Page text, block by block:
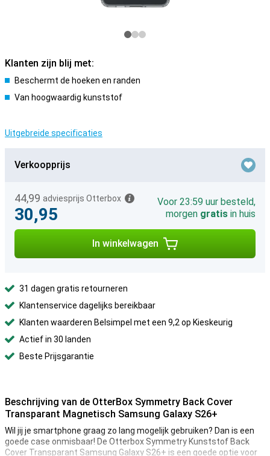
Klanten zijn blij met:
Beschermt de hoeken en randen
Van hoogwaardig kunststof
Uitgebreide specificaties
Verkoopprijs
44,99 adviesprijs Otterbox
30,95
Voor 23:59 uur besteld,
morgen gratis in huis
In winkelwagen
31 dagen gratis retourneren
Klantenservice dagelijks bereikbaar
Klanten waarderen Belsimpel met een 9,2 op Kieskeurig
Actief in 30 landen
Beste Prijsgarantie
Beschrijving van de OtterBox Symmetry Back Cover
Transparant Magnetisch Samsung Galaxy S26+
Wil jij je smartphone graag zo lang mogelijk gebruiken? Dan is een
goede case onmisbaar! De Otterbox Symmetry Kunststof Back
Cover Transparant Samsung Galaxy S26+ is een goede optie voor